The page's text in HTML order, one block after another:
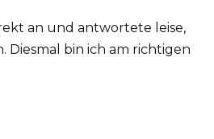
an und antwortete leise,
Diesmal bin ich am richtigen